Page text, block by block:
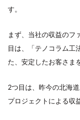
す。
まず、当社の収益のフ
目は、「テノコラム工
た、安定したお客さま
2つ目は、昨今の北海
プロジェクトによる収